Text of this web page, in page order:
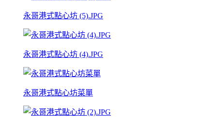
永哥港式點心坊 (5).JPG
永哥港式點心坊 (4).JPG
永哥港式點心坊菜單